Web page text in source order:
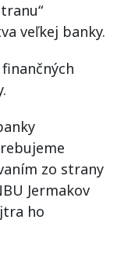
veľkej banky.
zo strany
Jermakov
ho